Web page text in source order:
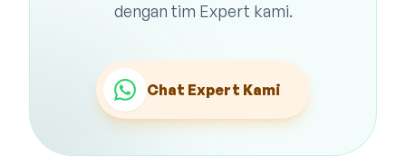
dengan tim Expert kami.
Chat Expert Kami